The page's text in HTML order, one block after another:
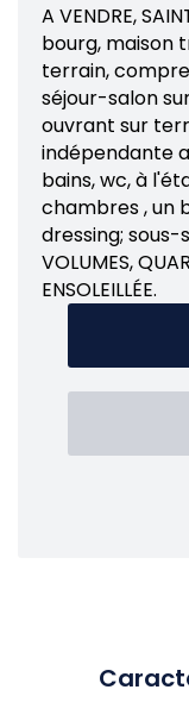
A VENDRE,
bourg, maison
terrain,
séjour-salon
ouvrant sur
indépendante
bains, wc, à
chambres , un
dressing; sous-
VOLUMES,
ENSOLEILLÉE.